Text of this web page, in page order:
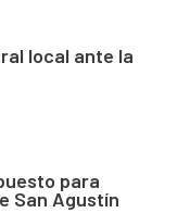
local ante la
para
San Agustín